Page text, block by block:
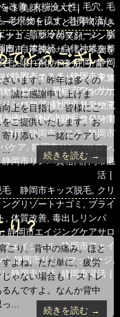
改善,末端冷え性,毛穴 ,毛
,老廃物を流す ,老廃物流し,
ット,脂肪冷却マシーン,脂
市,自律神経,自律神経を整
毛,隠れ家サロン静岡,静岡
,静岡市エステ,静岡市キッ
ルサロン,静岡市マッサー
リンパケア,静岡市リンパマ
市痩身,静岡市脱毛サロン
ト美顔について
ージ,ストレスと上手く向き
ナゴミ,ママの笑顔,メンテ
岡市,不調のサイン,不調を
ピスト,子供が優先,子育て,
所,安心できるサロン,家族
我慢ばかりしない,手当の力,
パ,笑顔で過ごす,老廃物流
大切に,自分時間,自分時間
静岡,静岡市エステ,静岡市
ケア ,静岡市リンパサロン
,静岡市リンパ資格,静岡市温
活
でとうござい
います。昨年は多くの
誠に感謝申し上げま
上を目指し、皆様にご
ご提供いたします。お
り添い、一緒にケアし
...
続きを読む →
静岡市キッズ脱毛
クリ
ングリゾートナゴミ
ブライ
,体質改善 ,毒出しリンパ
,静岡市エイジングケアサロ
フェイシャル,静岡市フェイ
,静岡市リンパマッサージ
,静岡市妊活 ,静岡市温活
り？
こり、背中の痛み。ほと
よね。ただ単に、疲労
ゃない場合も！ ストレ
んですよ。なんか背中
っ...
続きを読む →